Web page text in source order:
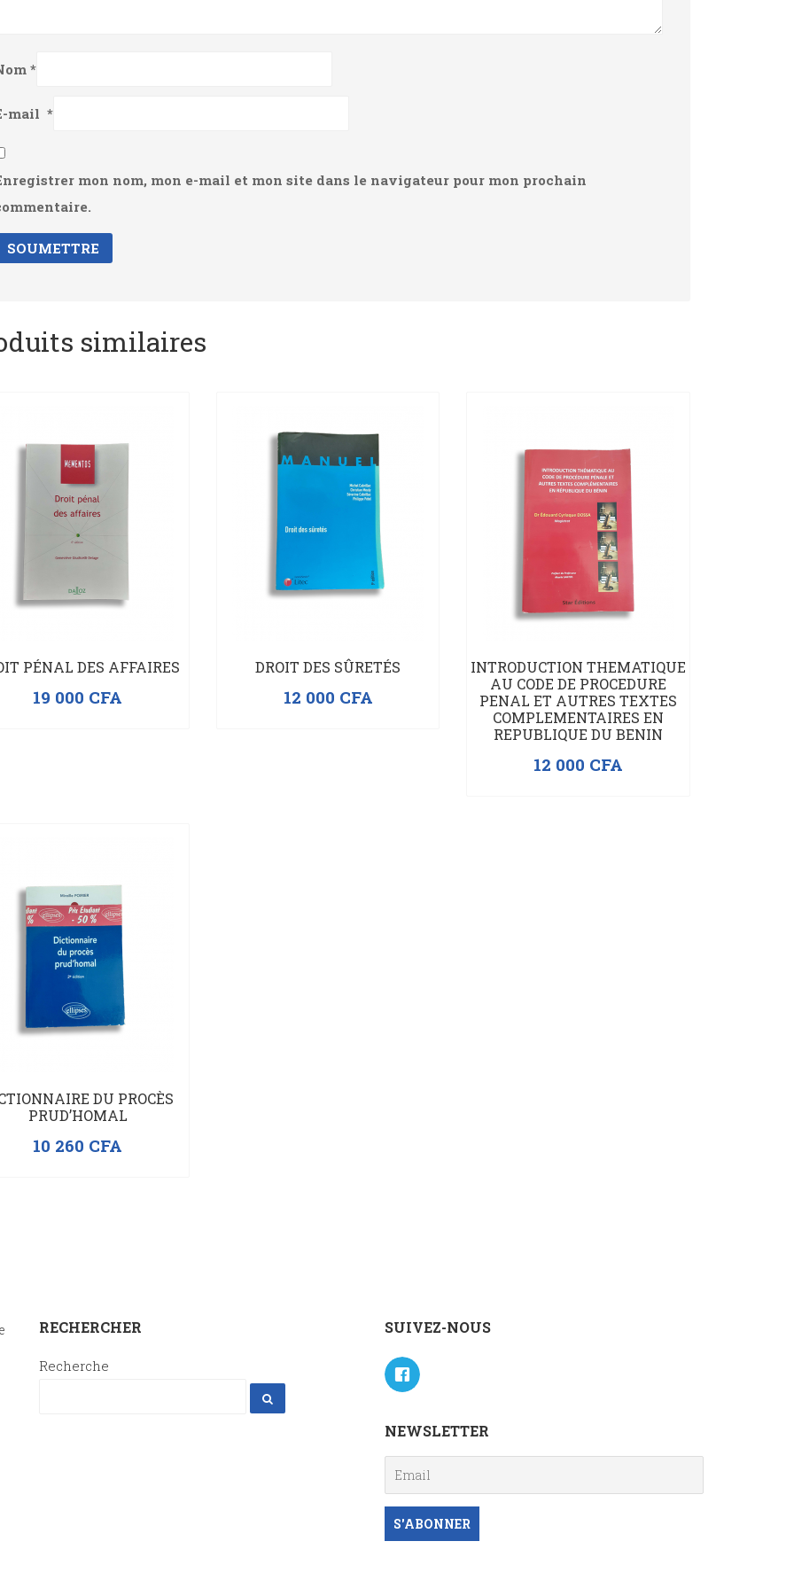
*
mail *
mon nom, mon e-mail et mon site dans le navigateur pour mon prochain
similaires
PÉNAL DES AFFAIRES
19 000 CFA
DROIT DES SÛRETÉS
12 000 CFA
INTRODUCTION THEMATIQUE
AU CODE DE PROCEDURE
PENAL ET AUTRES TEXTES
COMPLEMENTAIRES EN
REPUBLIQUE DU BENIN
12 000 CFA
DU PROCÈS
PRUD’HOMAL
10 260 CFA
RECHERCHER
Recherche
SUIVEZ-NOUS
NEWSLETTER